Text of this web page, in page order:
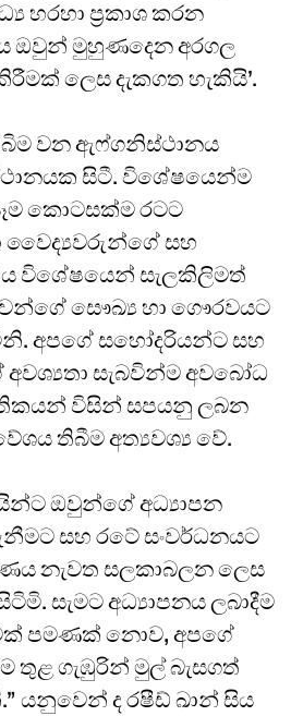
හරහා ප්‍රකාශ කරන
ඔවුන් මුහුණදෙන අරගල
ලෙස දැකගත හැකියි’.
වන ඇෆ්ගනිස්ථානය
සිටී. විශේෂයෙන්ම
කොටසක්ම රටට
වෛද්‍යවරුන්ගේ සහ
විශේෂයෙන් සැලකිලිමත්
සෞඛ්‍ය හා ගෞරවයට
අපගේ සහෝදරියන්ට සහ
සැබවින්ම අවබෝධ
විසින් සපයනු ලබන
තිබීම අත්‍යවශ්‍ය වේ.
ඔවුන්ගේ අධ්‍යාපන
සහ රටේ සංවර්ධනයට
නැවත සලකාබලන ලෙස
සැමට අධ්‍යාපනය ලබාදීම
පමණක් නොව, අපගේ
තුළ ගැඹුරින් මුල් බැසගත්
යනුවෙන් ද රෂීඩ් ඛාන් සිය